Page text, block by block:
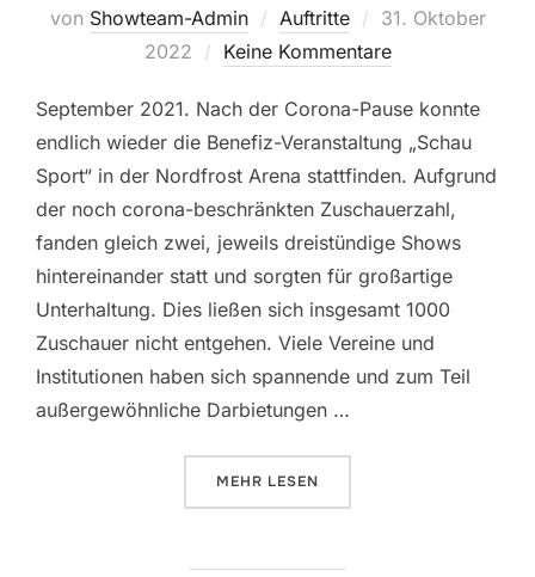
von Showteam-Admin Auftritte
Veröffentlicht
am
31. Oktober
2022
Keine Kommentare
September 2021. Nach der Corona-Pause konnte
endlich wieder die Benefiz-Veranstaltung „Schau
Sport“ in der Nordfrost Arena stattfinden. Aufgrund
der noch corona-beschränkten Zuschauerzahl,
fanden gleich zwei, jeweils dreistündige Shows
hintereinander statt und sorgten für großartige
Unterhaltung. Dies ließen sich insgesamt 1000
Zuschauer nicht entgehen. Viele Vereine und
Institutionen haben sich spannende und zum Teil
außergewöhnliche Darbietungen …
MEHR ÜBER „SCHAUSPORT 2021“
LESEN